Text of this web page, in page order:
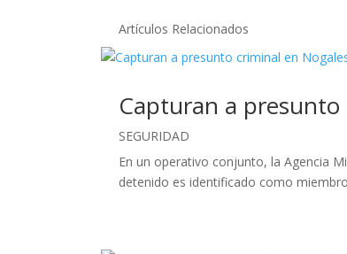
Artículos Relacionados
Capturan a presunto
SEGURIDAD
En un operativo conjunto, la Agencia
detenido es identificado como